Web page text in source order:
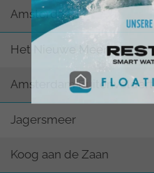
Amsterdam
Het Nieuwe Meer
Amsterdam Buitenveldert
Jagersmeer
Koog aan de Zaan